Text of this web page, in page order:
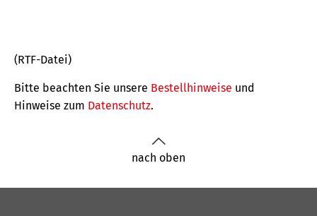
(RTF-Datei)
Bitte beachten Sie unsere Bestellhinweise und
Hinweise zum Datenschutz.
nach oben